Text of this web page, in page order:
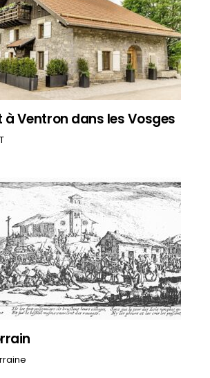
à Ventron dans les Vosges